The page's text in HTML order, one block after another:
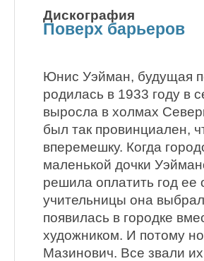
Дискография
Поверх барьеров
Юнис Уэйман, будущая
родилась в 1933 году в
выросла в холмах
был так провинциален,
вперемешку. Когда
маленькой дочки
решила оплатить год ее
учительницы она
появилась в городке
художником. И потому
Мазинович. Все звали